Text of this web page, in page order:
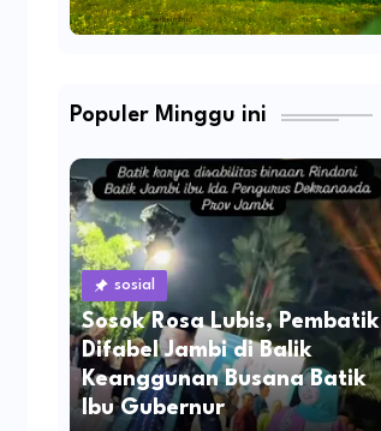
Populer Minggu ini
sosial
Sosok Rosa Lubis, Pembatik
Difabel Jambi di Balik
Keanggunan Busana Batik
Ibu Gubernur